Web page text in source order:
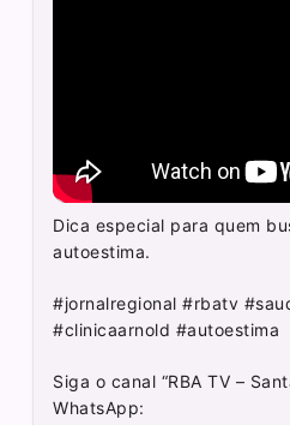
Dica especial para quem
autoestima.
#jornalregional #rbatv
#clinicaarnold #autoestima
Siga o canal “RBA TV –
WhatsApp: